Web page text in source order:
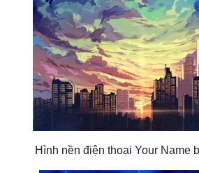
Hình nền điện thoại Your Name